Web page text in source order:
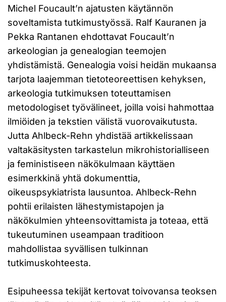
Michel Foucault’n ajatusten käytännön
soveltamista tutkimustyössä. Ralf Kauranen ja
Pekka Rantanen ehdottavat Foucault’n
arkeologian ja genealogian teemojen
yhdistämistä. Genealogia voisi heidän mukaansa
tarjota laajemman tietoteoreettisen kehyksen,
arkeologia tutkimuksen toteuttamisen
metodologiset työvälineet, joilla voisi hahmottaa
ilmiöiden ja tekstien välistä vuorovaikutusta.
Jutta Ahlbeck-Rehn yhdistää artikkelissaan
valtakäsitysten tarkastelun mikrohistorialliseen
ja feministiseen näkökulmaan käyttäen
esimerkkinä yhtä dokumenttia,
oikeuspsykiatrista lausuntoa. Ahlbeck-Rehn
pohtii erilaisten lähestymistapojen ja
näkökulmien yhteensovittamista ja toteaa, että
tukeutuminen useampaan traditioon
mahdollistaa syvällisen tulkinnan
tutkimuskohteesta.
Esipuheessa tekijät kertovat toivovansa teoksen